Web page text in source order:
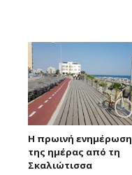
Η πρωινή ενημέρωση
της ημέρας από τη
Σκαλιώτισσα